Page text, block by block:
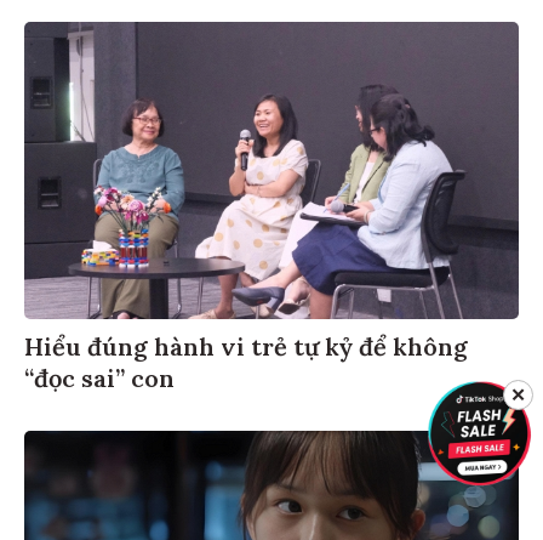
Hiểu đúng hành vi trẻ tự kỷ để không
“đọc sai” con
✕